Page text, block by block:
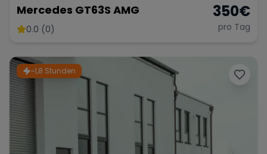
Mercedes GT63S AMG
0.0 (0)
350€
pro Tag
~1,8 Stunden